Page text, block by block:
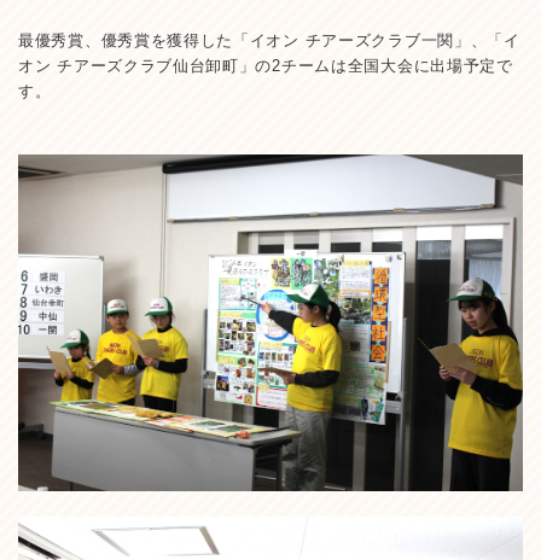
最優秀賞、優秀賞を獲得した「イオン チアーズクラブ一関」、「イ
オン チアーズクラブ仙台卸町」の2チームは全国大会に出場予定で
す。